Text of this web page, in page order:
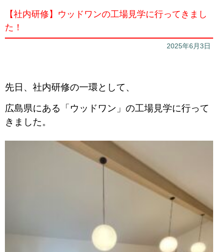
【社内研修】ウッドワンの工場見学に行ってきまし
た！
2025年6月3日
先日、社内研修の一環として、
広島県にある「ウッドワン」の工場見学に行って
きました。